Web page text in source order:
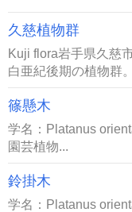
久慈植物群
Kuji flora岩手県久慈
白亜紀後期の植物群
篠懸木
学名：Platanus
園芸植物...
鈴掛木
学名：Platanus